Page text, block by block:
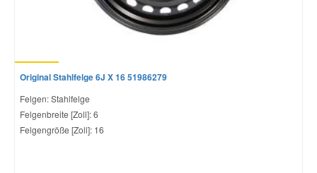
Original Stahlfelge 6J X 16 51986279
Felgen: Stahlfelge
Felgenbreite [Zoll]: 6
Felgengröße [Zoll]: 16